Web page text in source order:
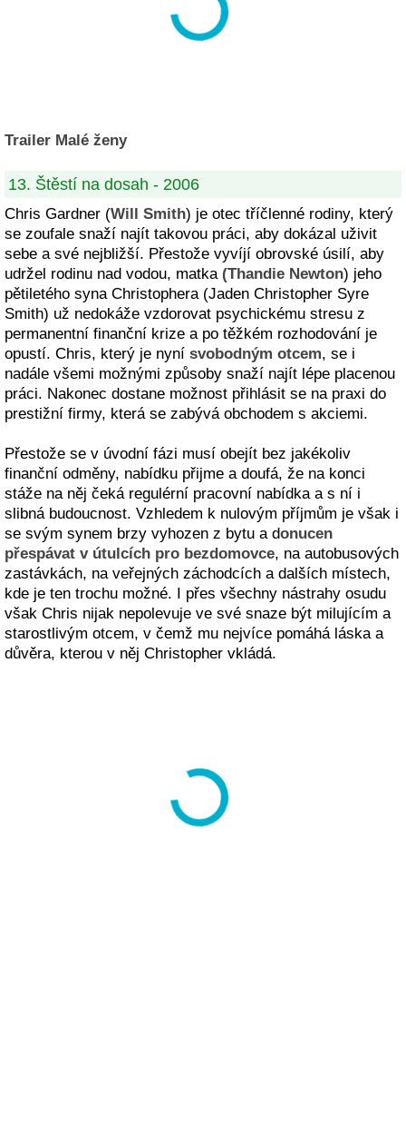
Trailer Malé ženy
13. Štěstí na dosah - 2006
Chris Gardner (Will Smith) je otec tříčlenné rodiny, který
se zoufale snaží najít takovou práci, aby dokázal uživit
sebe a své nejbližší. Přestože vyvíjí obrovské úsilí, aby
udržel rodinu nad vodou, matka (Thandie Newton) jeho
pětiletého syna Christophera (Jaden Christopher Syre
Smith) už nedokáže vzdorovat psychickému stresu z
permanentní finanční krize a po těžkém rozhodování je
opustí. Chris, který je nyní svobodným otcem, se i
nadále všemi možnými způsoby snaží najít lépe placenou
práci. Nakonec dostane možnost přihlásit se na praxi do
prestižní firmy, která se zabývá obchodem s akciemi.
Přestože se v úvodní fázi musí obejít bez jakékoliv
finanční odměny, nabídku přijme a doufá, že na konci
stáže na něj čeká regulérní pracovní nabídka a s ní i
slibná budoucnost. Vzhledem k nulovým příjmům je však i
se svým synem brzy vyhozen z bytu a donucen
přespávat v útulcích pro bezdomovce, na autobusových
zastávkách, na veřejných záchodcích a dalších místech,
kde je ten trochu možné. I přes všechny nástrahy osudu
však Chris nijak nepolevuje ve své snaze být milujícím a
starostlivým otcem, v čemž mu nejvíce pomáhá láska a
důvěra, kterou v něj Christopher vkládá.